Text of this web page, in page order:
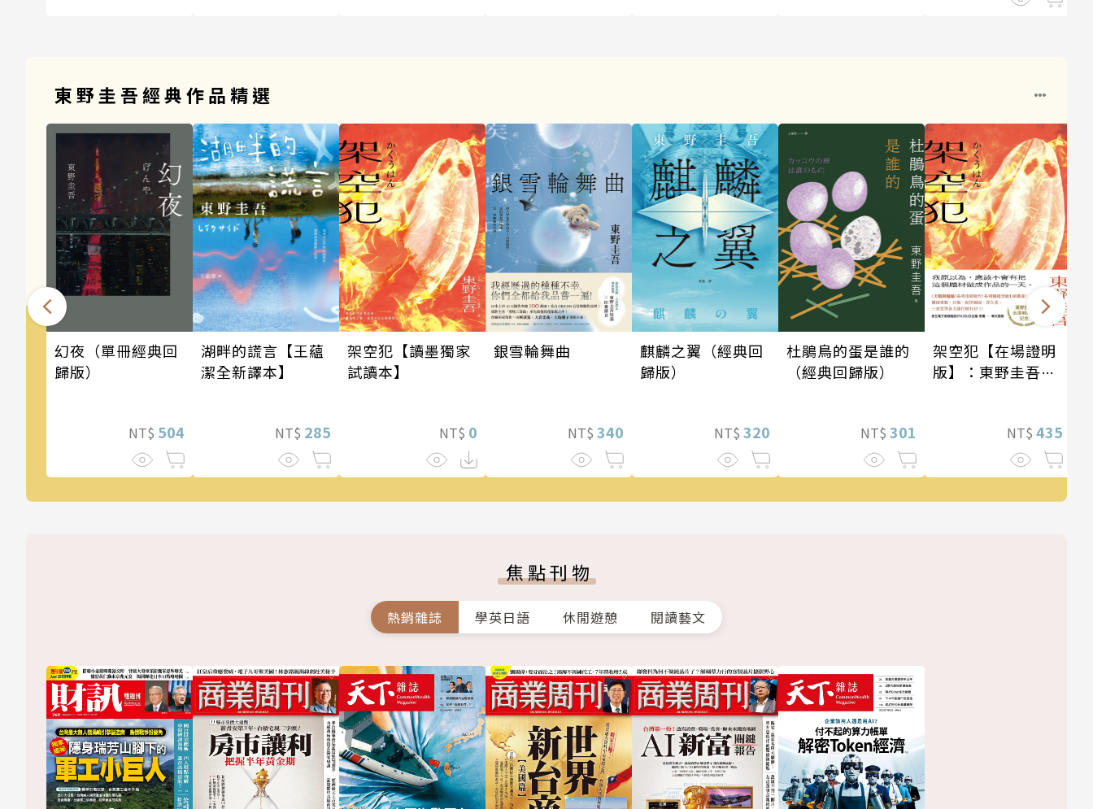
東野圭吾經典作品精選
幻夜（單冊經典回
歸版）
NT$ 504
湖畔的謊言【王蘊
潔全新譯本】
NT$ 285
架空犯【讀墨獨家
試讀本】
NT$ 0
銀雪輪舞曲
NT$ 340
麒麟之翼（經典回
歸版）
NT$ 320
杜鵑鳥的蛋是誰的
（經典回歸版）
NT$ 301
架空犯【在場證明
版】：東野圭吾出
列重磅新作！
NT$ 435
焦點刊物
熱銷雜誌 學英日語 休閒遊憩 閱讀藝文